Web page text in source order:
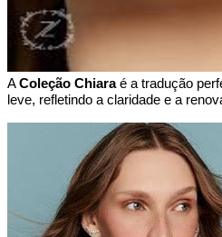
A Coleção Chiara é a tradução
leve, refletindo a claridade e a